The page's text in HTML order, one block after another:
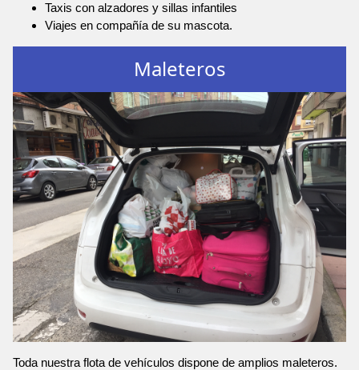
Taxis con alzadores y sillas infantiles
Viajes en compañía de su mascota.
Maleteros
Toda nuestra flota de vehículos dispone de amplios maleteros.